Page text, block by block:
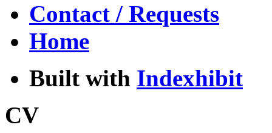
Contact / Requests
Home
Built with Indexhibit
CV